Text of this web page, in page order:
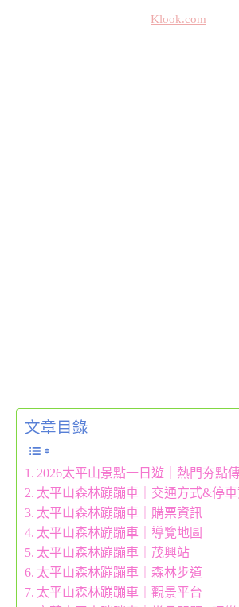
Klook.com
文章目錄
2026太平山景點一日遊｜熱門夯點
太平山森林蹦蹦車｜交通方式&停
太平山森林蹦蹦車｜購票資訊
太平山森林蹦蹦車｜導覽地圖
太平山森林蹦蹦車｜茂興站
太平山森林蹦蹦車｜森林步道
太平山森林蹦蹦車｜觀景平台